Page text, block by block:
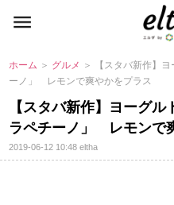
ホーム ＞ グルメ ＞ 【スタバ新作】
ーノ」 レモンで爽やかをプラス
【スタバ新作】ヨーグ
ラペチーノ」 レモンで
2019-06-12 10:48eltha